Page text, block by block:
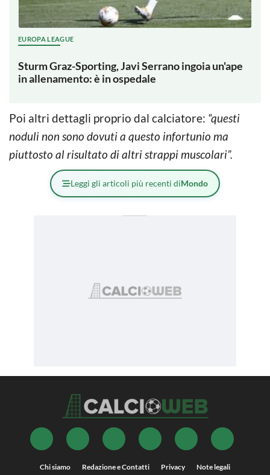
EUROPA LEAGUE
Sturm Graz-Sporting, Javi Serrano ingoia un'ape
in allenamento: è in ospedale
Poi altri dettagli proprio dal calciatore: “questi
noduli non sono dovuti a questo infortunio ma
piuttosto al risultato di altri strappi muscolari”.
Leggi gli articoli più recenti diMondo
Chi siamo Redazione e Contatti Privacy Note legali